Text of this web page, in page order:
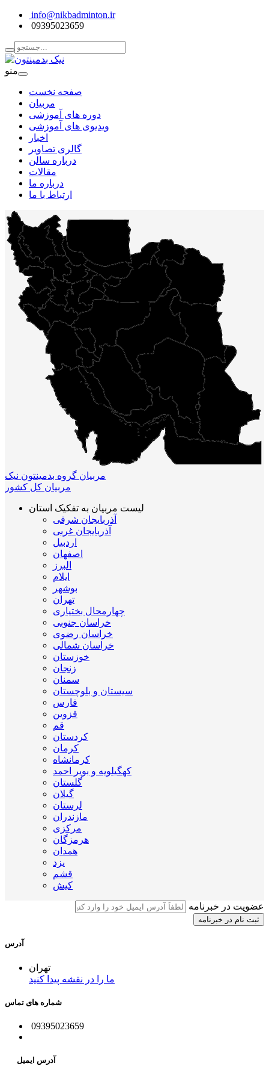
info@nikbadminton.ir
09395023659
منو
صفحه نخست
مربیان
دوره های آموزشی
ویدیوی های آموزشی
اخبار
گالری تصاویر
درباره سالن
مقالات
درباره ما
ارتباط با ما
مربیان گروه بدمینتون نیک
مربیان کل کشور
لیست مربیان به تفکیک استان
آذربایجان شرقی
آذربایجان غربی
اردبیل
اصفهان
البرز
ایلام
بوشهر
تهران
چهارمحال بختیاری
خراسان جنوبی
خراسان رضوی
خراسان شمالی
خوزستان
زنجان
سمنان
سیستان و بلوچستان
فارس
قزوین
قم
کردستان
کرمان
کرمانشاه
کهگیلویه و بویر احمد
گلستان
گیلان
لرستان
مازندران
مرکزی
هرمزگان
همدان
یزد
قشم
کیش
عضویت در خبرنامه
آدرس
تهران
ما را در نقشه پیدا کنید
شماره های تماس
09395023659
آدرس ایمیل